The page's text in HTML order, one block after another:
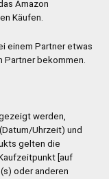
Amazon
Käufen.
einem Partner etwas
Partner bekommen.
werden,
Uhrzeit) und
gelten die
[auf
oder anderen